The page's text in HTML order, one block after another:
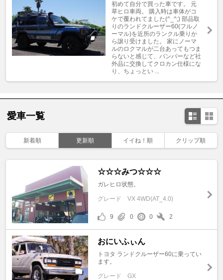
初めて自分で買った車です。 元
草ヒロ車両。 購入時は車体がコ
ケで覆われてました(^_^;) 部品取
りのランドクルーザー60(フルノ
ーマル)を近所のランクル乗りか
ら譲り受けました。 家にノーマ
ルのロクマルが二台あってもつま
らないと感じて、バンパーなど社
外品に交換してクロカン仕様にな
り、ちょっとい ...
愛車一覧
新着順 更新順 イイね！順 クリップ順
☆☆☆みつ☆☆☆
ガレヒロ状態。
グレード VX 4WD(AT_4.0)
9 0 0 2
おにいふぃん
トヨタ ランドクルーザー60に乗ってい
ます。
グレード GX